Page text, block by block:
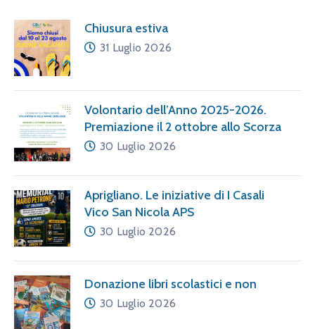
Chiusura estiva
31 Luglio 2026
Volontario dell’Anno 2025-2026.
Premiazione il 2 ottobre allo Scorza
30 Luglio 2026
Aprigliano. Le iniziative di I Casali
Vico San Nicola APS
30 Luglio 2026
Donazione libri scolastici e non
30 Luglio 2026